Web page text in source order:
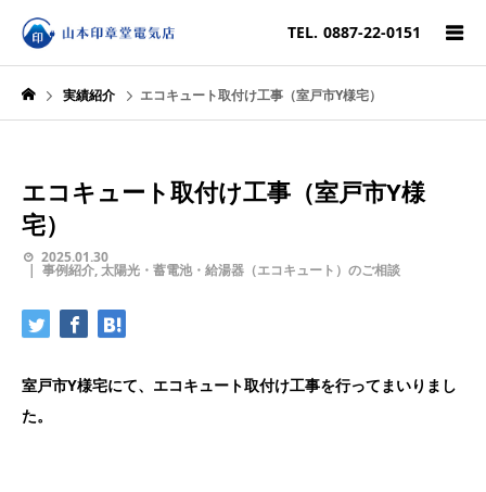
TEL. 0887-22-0151
実績紹介 エコキュート取付け工事（室戸市Y様宅）
エコキュート取付け工事（室戸市Y様
宅）
2025.01.30
事例紹介,太陽光・蓄電池・給湯器（エコキュート）のご相談
室戸市Y様宅にて、エコキュート取付け工事を行ってまいりまし
た。